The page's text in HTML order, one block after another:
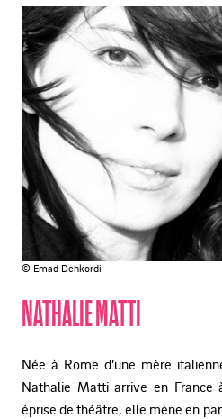
© Emad Dehkordi
NATHALIE MATTI
Née à Rome d’une mère
Nathalie Matti arrive en France
éprise de théâtre, elle mène en